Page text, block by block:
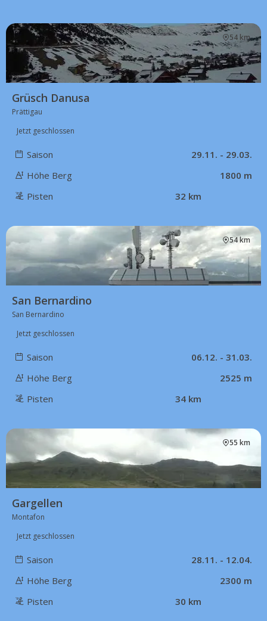
54 km
Grüsch Danusa
Prättigau
Jetzt geschlossen
Saison
29.11. - 29.03.
Höhe Berg
1800 m
Pisten
32 km
54 km
San Bernardino
San Bernardino
Jetzt geschlossen
Saison
06.12. - 31.03.
Höhe Berg
2525 m
Pisten
34 km
55 km
Gargellen
Montafon
Jetzt geschlossen
Saison
28.11. - 12.04.
Höhe Berg
2300 m
Pisten
30 km